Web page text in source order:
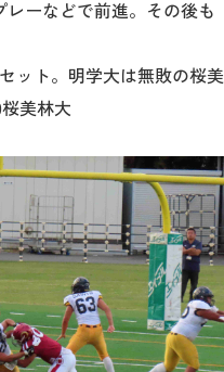
ーなどで前進。その後も
ット。明学大は無敗の桜美
美林大